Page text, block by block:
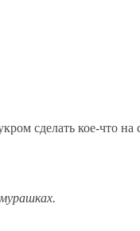
сделать кое-что